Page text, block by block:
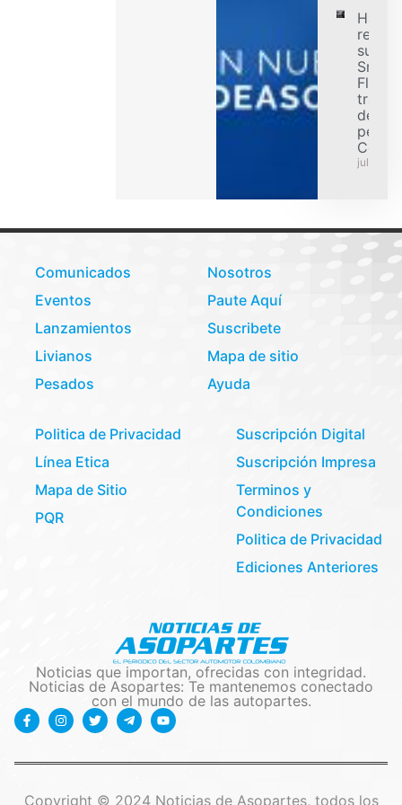
su
Smart
Flex
de
julio 31,
Comunicados
Eventos
Lanzamientos
Livianos
Pesados
Nosotros
Paute Aquí
Suscribete
Mapa de sitio
Ayuda
Politica de Privacidad
Línea Etica
Mapa de Sitio
PQR
Suscripción Digital
Suscripción Impresa
Terminos y
Condiciones
Politica de Privacidad
Ediciones Anteriores
Noticias que importan, ofrecidas con integridad.
Noticias de Asopartes: Te mantenemos conectado
con el mundo de las autopartes.
Copyright © 2024 Noticias de Asopartes, todos los